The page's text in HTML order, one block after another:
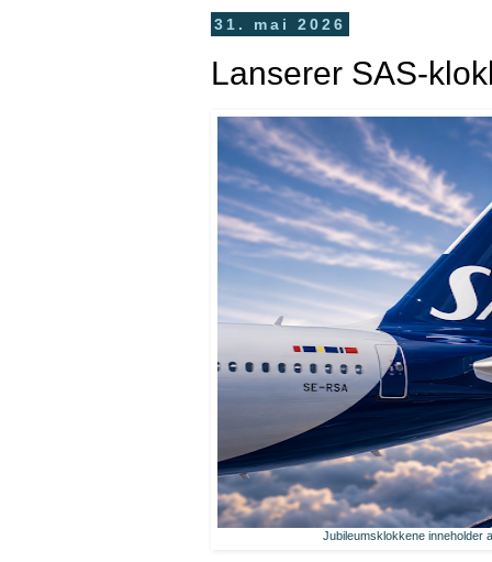
31. mai 2026
Lanserer SAS-
Jubileumsklokkene inneholder